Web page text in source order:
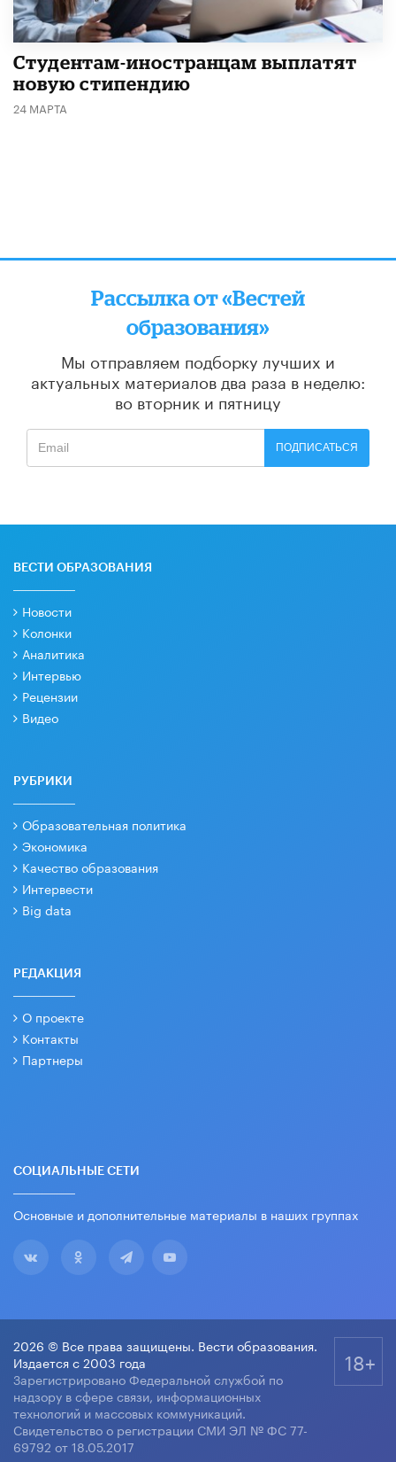
Студентам-иностранцам выплатят
новую стипендию
24 МАРТА
Рассылка от «Вестей
образования»
Мы отправляем подборку лучших и
актуальных материалов два раза в неделю:
во вторник и пятницу
ПОДПИСАТЬСЯ
ВЕСТИ ОБРАЗОВАНИЯ
Новости
Колонки
Аналитика
Интервью
Рецензии
Видео
РУБРИКИ
Образовательная политика
Экономика
Качество образования
Интервести
Big data
РЕДАКЦИЯ
О проекте
Контакты
Партнеры
СОЦИАЛЬНЫЕ СЕТИ
Основные и дополнительные материалы в наших группах
2026 © Все права защищены. Вести образования.
Издается с 2003 года
Зарегистрировано Федеральной службой по
надзору в сфере связи, информационных
технологий и массовых коммуникаций.
Свидетельство о регистрации СМИ ЭЛ № ФС 77-
69792 от 18.05.2017
18+